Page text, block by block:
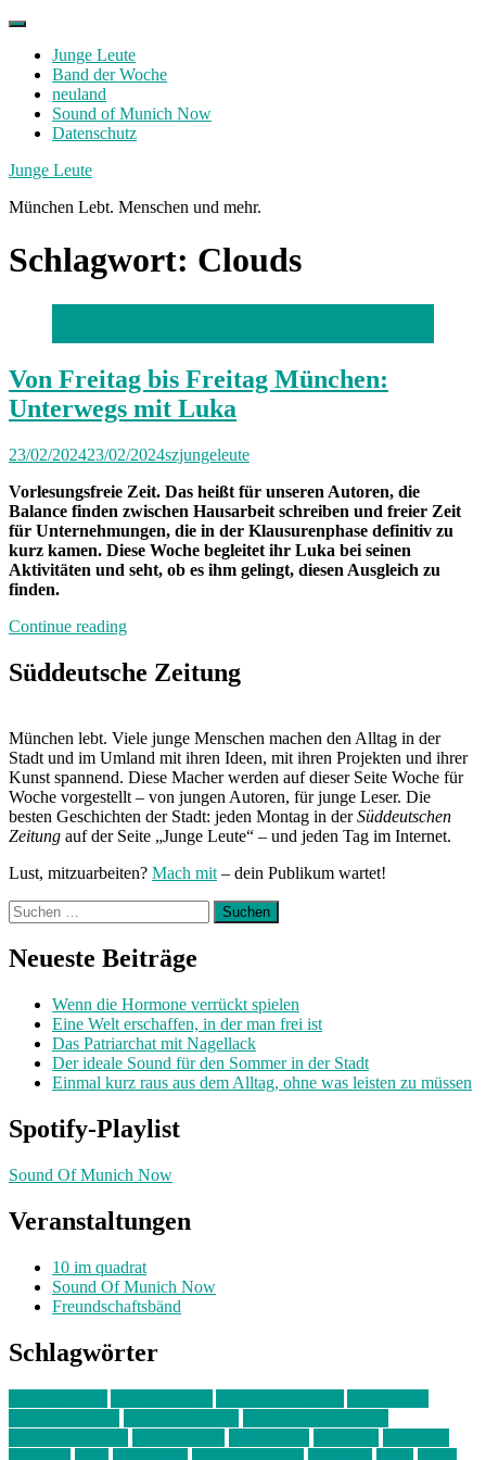
Skip
contentJunge Leute
Band der Woche
neuland
Sound of Munich Now
Datenschutz
Facebook
Twitter
Instagram
Junge Leute
München Lebt. Menschen und mehr.
Schlagwort: Clouds
Von Freitag bis Freitag München:
Unterwegs mit Luka
23/02/202423/02/2024szjungeleute
Vorlesungsfreie Zeit. Das heißt für unseren Autoren, die
Balance finden zwischen Hausarbeit schreiben und freier Zeit
für Unternehmungen, die in der Klausurenphase definitiv zu
kurz kamen. Diese Woche begleitet ihr Luka bei seinen
Aktivitäten und seht, ob es ihm gelingt, diesen Ausgleich zu
finden.
Continue reading„Von
bis
Freitag
mit
Luka“
Süddeutsche Zeitung
München lebt. Viele junge Menschen machen den Alltag in der
Stadt und im Umland mit ihren Ideen, mit ihren Projekten und ihrer
Kunst spannend. Diese Macher werden auf dieser Seite Woche für
Woche vorgestellt – von jungen Autoren, für junge Leser. Die
besten Geschichten der Stadt: jeden Montag in derSüddeutschen
Zeitung auf der Seite „Junge Leute“ – und jeden Tag im Internet.
Lust, mitzuarbeiten? Mach mit – dein Publikum wartet!
Suchen
nach:
Neueste Beiträge
Wenn die Hormone verrückt spielen
Eine Welt erschaffen, in der man frei ist
Das Patriarchat mit Nagellack
Der ideale Sound für den Sommer in der Stadt
Einmal kurz raus aus dem Alltag, ohne was leisten zu müssen
Spotify-Playlist
Sound Of Munich Now
Veranstaltungen
10 im quadrat
Sound Of Munich Now
Freundschaftsbänd
Schlagwörter